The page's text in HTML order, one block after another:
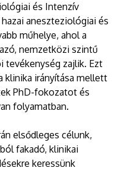
és Intenzív
aneszteziológiai és
műhelye, ahol a
nemzetközi szintű
tevékenység zajlik. Ezt
klinika irányítása mellett
PhD-fokozatot és
folyamatban.
elsődleges célunk,
fakadó, klinikai
keressünk